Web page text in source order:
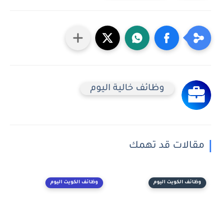
وظائف خالية اليوم
مقالات قد تهمك
وظائف الكويت اليوم وظائف الكويت اليوم